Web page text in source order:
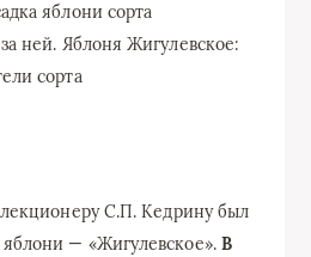
яблони сорта
ней. Яблоня Жигулевское:
сорта
С.П. Кедрину был
— «Жигулевское». В